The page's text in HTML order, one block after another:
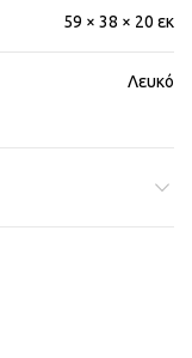
59 × 38 × 20 εκ
Λευκό